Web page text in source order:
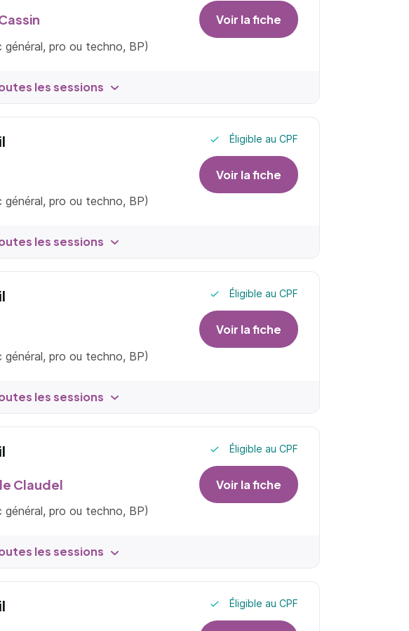
pro ou techno, BP)
Voir la fiche
les sessions
pro ou techno, BP)
Éligible au CPF
Voir la fiche
les sessions
pro ou techno, BP)
Éligible au CPF
Voir la fiche
les sessions
Claudel
pro ou techno, BP)
Éligible au CPF
Voir la fiche
les sessions
Éligible au CPF